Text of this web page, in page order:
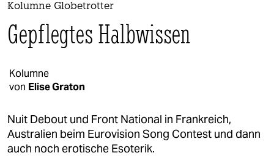
themen
politik
gesellschaft
kultur
sport
Kolumne Globetrotter
Gepflegtes Halbwissen
Kolumne
von Elise Graton
Nuit Debout und Front National in Frankreich,
Australien beim Eurovision Song Contest und dann
auch noch erotische Esoterik.